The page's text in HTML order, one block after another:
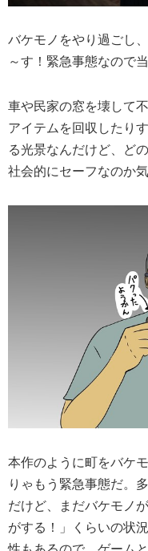
バケモノをやり過ごし
～す！緊急事態なので
車や民家の窓を壊して
アイテムを回収したり
る光景なんだけど、ど
社会的にセーフなのか
本作のように町をバケ
りゃもう緊急事態だ。
だけど、まだバケモノ
がする！」くらいの状